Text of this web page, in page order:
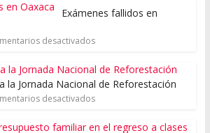
Exámenes fallidos en
desactivados
la Jornada Nacional de Reforestación
desactivados